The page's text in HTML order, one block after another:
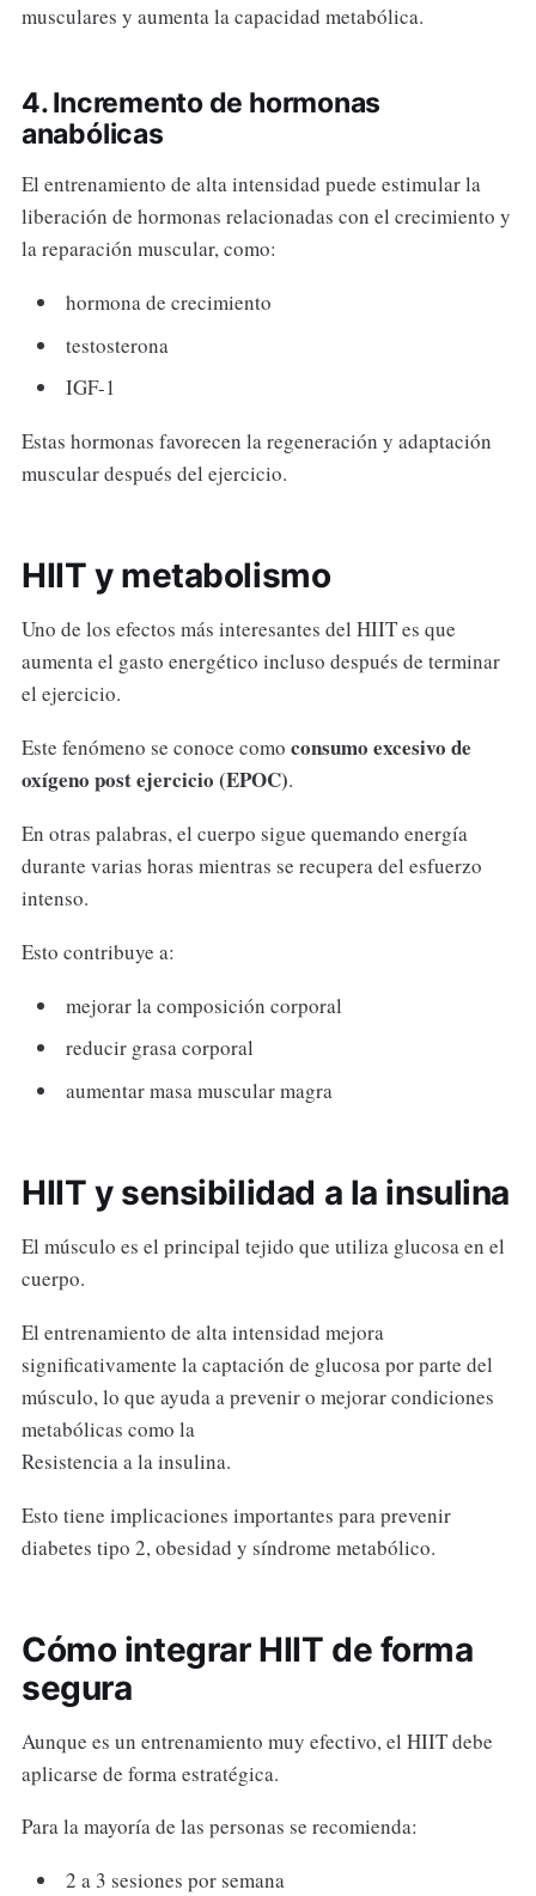
musculares y aumenta la capacidad metabólica.
4. Incremento de hormonas
anabólicas
El entrenamiento de alta intensidad puede estimular la
liberación de hormonas relacionadas con el crecimiento y
la reparación muscular, como:
hormona de crecimiento
testosterona
IGF-1
Estas hormonas favorecen la regeneración y adaptación
muscular después del ejercicio.
HIIT y metabolismo
Uno de los efectos más interesantes del HIIT es que
aumenta el gasto energético incluso después de terminar
el ejercicio.
Este fenómeno se conoce como consumo excesivo de
oxígeno post ejercicio (EPOC).
En otras palabras, el cuerpo sigue quemando energía
durante varias horas mientras se recupera del esfuerzo
intenso.
Esto contribuye a:
mejorar la composición corporal
reducir grasa corporal
aumentar masa muscular magra
HIIT y sensibilidad a la insulina
El músculo es el principal tejido que utiliza glucosa en el
cuerpo.
El entrenamiento de alta intensidad mejora
significativamente la captación de glucosa por parte del
músculo, lo que ayuda a prevenir o mejorar condiciones
metabólicas como la
Resistencia a la insulina.
Esto tiene implicaciones importantes para prevenir
diabetes tipo 2, obesidad y síndrome metabólico.
Cómo integrar HIIT de forma
segura
Aunque es un entrenamiento muy efectivo, el HIIT debe
aplicarse de forma estratégica.
Para la mayoría de las personas se recomienda:
2 a 3 sesiones por semana